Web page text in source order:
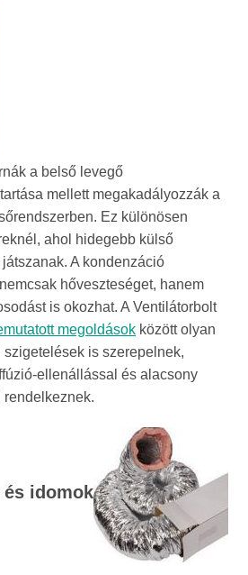
a belső levegő
mellett megakadályozzák a
Ez különösen
ahol hidegebb külső
A kondenzáció
hőveszteséget, hanem
is okozhat. A Ventilátorbolt
megoldások között olyan
is szerepelnek,
ellenállással és alacsony
rendelkeznek.
idomok